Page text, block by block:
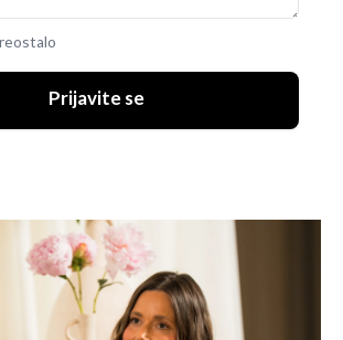
Prijavite se